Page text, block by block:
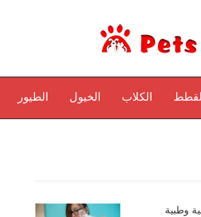
القطط الكلاب الخيول الطيور
وطبية